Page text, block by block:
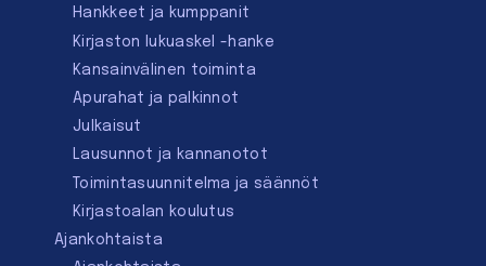
Hankkeet ja kumppanit
Kirjaston lukuaskel -hanke
Kansainvälinen toiminta
Apurahat ja palkinnot
Julkaisut
Lausunnot ja kannanotot
Toimintasuunnitelma ja säännöt
Kirjastoalan koulutus
Ajankohtaista